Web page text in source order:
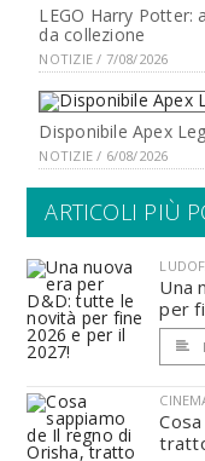
LEGO Harry Potter:
da collezione
NOTIZIE / 7/08/2026
Disponibile Apex
NOTIZIE / 6/08/2026
ARTICOLI PIÙ
Una
per